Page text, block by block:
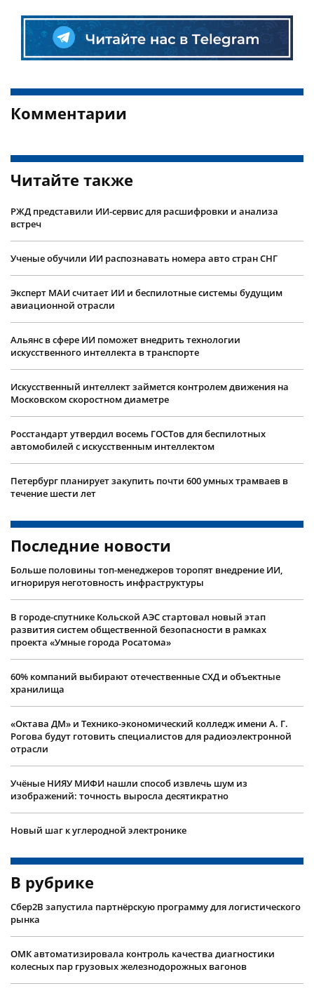
Комментарии
Читайте также
РЖД представили ИИ-сервис для расшифровки и анализа
встреч
Ученые обучили ИИ распознавать номера авто стран СНГ
Эксперт МАИ считает ИИ и беспилотные системы будущим
авиационной отрасли
Альянс в сфере ИИ поможет внедрить технологии
искусственного интеллекта в транспорте
Искусственный интеллект займется контролем движения на
Московском скоростном диаметре
Росстандарт утвердил восемь ГОСТов для беспилотных
автомобилей с искусственным интеллектом
Петербург планирует закупить почти 600 умных трамваев в
течение шести лет
Последние новости
Больше половины топ-менеджеров торопят внедрение ИИ,
игнорируя неготовность инфраструктуры
В городе-спутнике Кольской АЭС стартовал новый этап
развития систем общественной безопасности в рамках
проекта «Умные города Росатома»
60% компаний выбирают отечественные СХД и объектные
хранилища
«Октава ДМ» и Технико-экономический колледж имени А. Г.
Рогова будут готовить специалистов для радиоэлектронной
отрасли
Учëные НИЯУ МИФИ нашли способ извлечь шум из
изображений: точность выросла десятикратно
Новый шаг к углеродной электронике
В рубрике
Сбер2B запустила партнёрскую программу для логистического
рынка
ОМК автоматизировала контроль качества диагностики
колесных пар грузовых железнодорожных вагонов